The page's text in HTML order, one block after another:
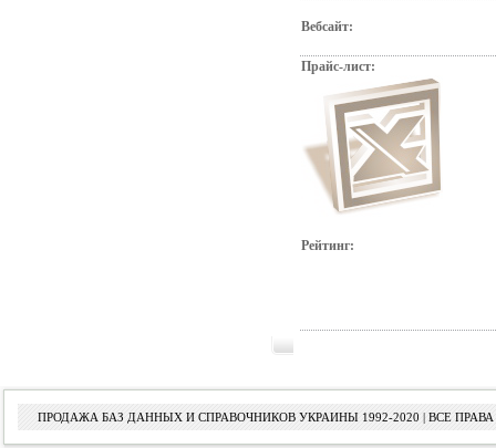
Вебсайт:
Прайс-лист:
Рейтинг:
ПРОДАЖА БАЗ ДАННЫХ И СПРАВОЧНИКОВ УКРАИНЫ 1992-2020 | ВСЕ